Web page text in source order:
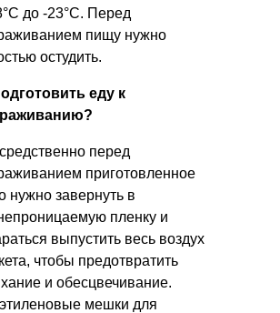
до -23°С. Перед
пищу нужно
остудить.
еду к
перед
приготовленное
нужно завернуть в
пленку и
выпустить весь воздух
чтобы предотвратить
и обесцвечивание.
мешки для